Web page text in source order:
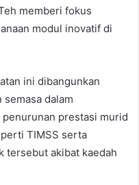
memberi fokus
modul inovatif di
ini dibangunkan
dalam
prestasi murid
TIMSS serta
tersebut akibat kaedah